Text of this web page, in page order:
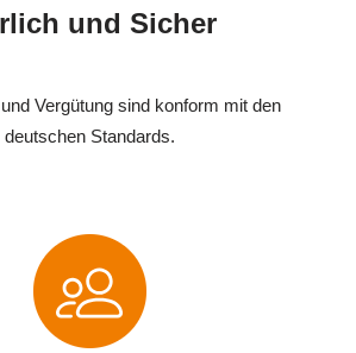
und Sicher
Vergütung sind konform mit den
deutschen Standards.